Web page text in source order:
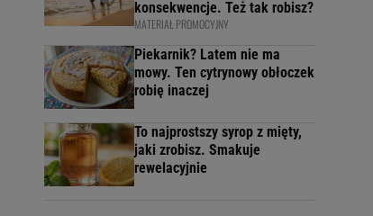
konsekwencje. Też tak robisz?
MATERIAŁ PROMOCYJNY
Piekarnik? Latem nie ma
mowy. Ten cytrynowy obłoczek
robię inaczej
To najprostszy syrop z mięty,
jaki zrobisz. Smakuje
rewelacyjnie